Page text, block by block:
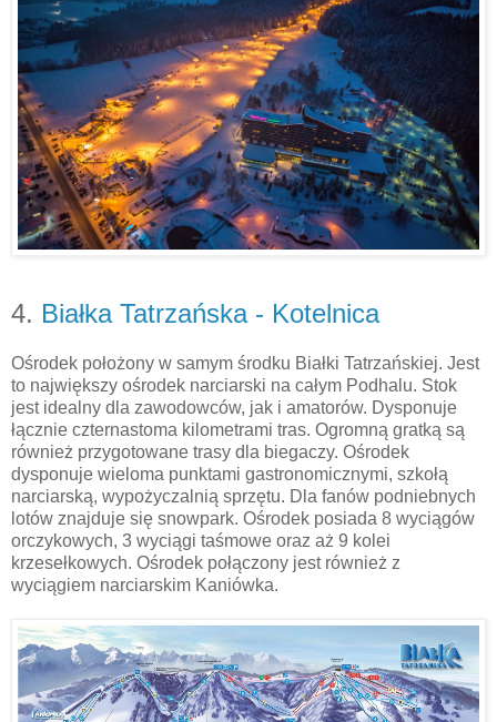
4. Białka Tatrzańska - Kotelnica
Ośrodek położony w samym środku Białki Tatrzańskiej. Jest
to największy ośrodek narciarski na całym Podhalu. Stok
jest idealny dla zawodowców, jak i amatorów. Dysponuje
łącznie czternastoma kilometrami tras. Ogromną gratką są
również przygotowane trasy dla biegaczy. Ośrodek
dysponuje wieloma punktami gastronomicznymi, szkołą
narciarską, wypożyczalnią sprzętu. Dla fanów podniebnych
lotów znajduje się snowpark. Ośrodek posiada 8 wyciągów
orczykowych, 3 wyciągi taśmowe oraz aż 9 kolei
krzesełkowych. Ośrodek połączony jest również z
wyciągiem narciarskim Kaniówka.